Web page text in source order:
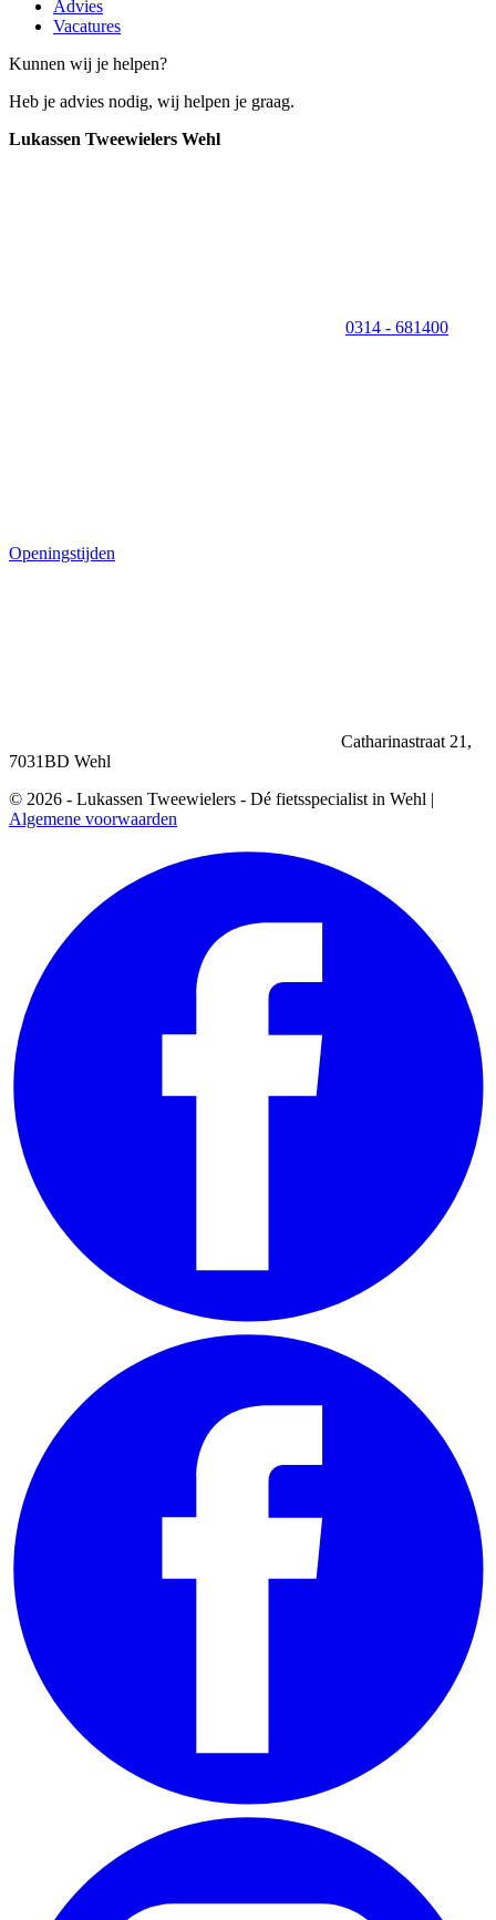
Advies
Vacatures
Kunnen wij je helpen?
Heb je advies nodig, wij helpen je graag.
Lukassen Tweewielers Wehl
0314 - 681400
Openingstijden
Catharinastraat 21,
7031BD Wehl
© 2026 - Lukassen Tweewielers - Dé fietsspecialist in Wehl |
Algemene voorwaarden